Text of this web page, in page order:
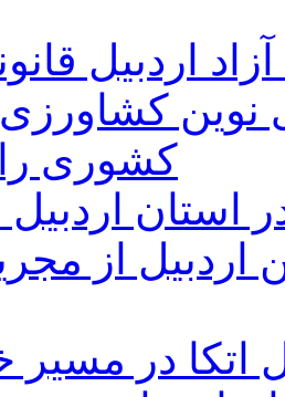
اردبیل
نوین
کشوری
استان
از
در مسیر